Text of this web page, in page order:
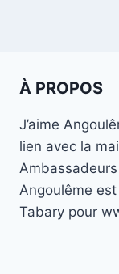
À PROPOS
J’aime
lien avec la
Ambassadeurs
Angoulême
Tabary pour